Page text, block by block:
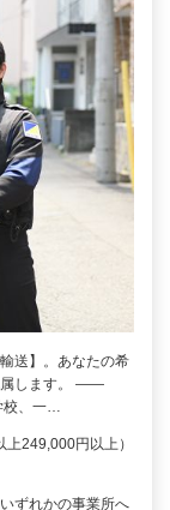
送】。あなたの希
属します。 ――
校、一…
249,000円以上）
ずれかの事業所へ